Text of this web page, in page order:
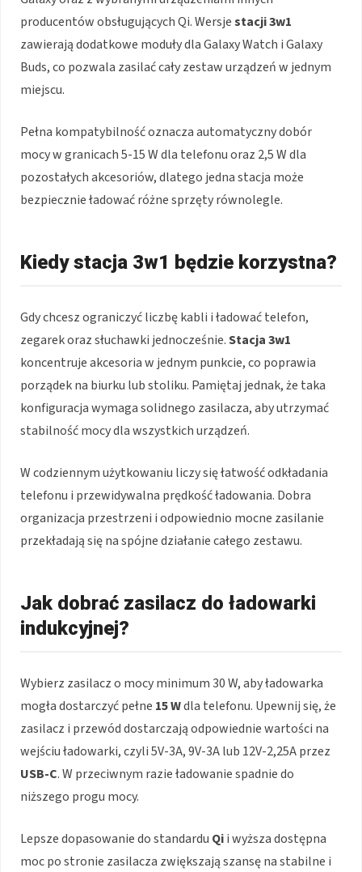
producentów obsługujących Qi. Wersjestacji 3w1
zawierają dodatkowe moduły dla Galaxy Watch i Galaxy
Buds, co pozwala zasilać cały zestaw urządzeń w jednym
miejscu.
Pełna kompatybilność oznacza automatyczny dobór
mocy w granicach 5-15 W dla telefonu oraz 2,5 W dla
pozostałych akcesoriów, dlatego jedna stacja może
bezpiecznie ładować różne sprzęty równolegle.
Kiedy stacja 3w1 będzie korzystna?
Gdy chcesz ograniczyć liczbę kabli i ładować telefon,
zegarek oraz słuchawki jednocześnie.Stacja 3w1
koncentruje akcesoria w jednym punkcie, co poprawia
porządek na biurku lub stoliku. Pamiętaj jednak, że taka
konfiguracja wymaga solidnego zasilacza, aby utrzymać
stabilność mocy dla wszystkich urządzeń.
W codziennym użytkowaniu liczy się łatwość odkładania
telefonu i przewidywalna prędkość ładowania. Dobra
organizacja przestrzeni i odpowiednio mocne zasilanie
przekładają się na spójne działanie całego zestawu.
Jak dobrać zasilacz do ładowarki
indukcyjnej?
Wybierz zasilacz o mocy minimum 30 W, aby ładowarka
mogła dostarczyć pełne 15 Wdla telefonu. Upewnij się, że
zasilacz i przewód dostarczają odpowiednie wartości na
wejściu ładowarki, czyli 5V-3A, 9V-3A lub 12V-2,25A przez
USB-C. W przeciwnym razie ładowanie spadnie do
niższego progu mocy.
Lepsze dopasowanie do standardu Qii wyższa dostępna
moc po stronie zasilacza zwiększają szansę na stabilne i